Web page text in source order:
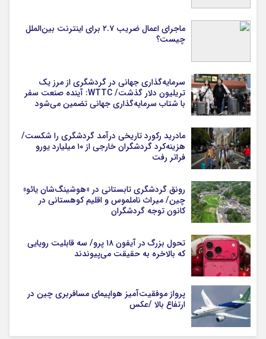
ماجرای اعمال ضریب ۲.۷ برای اینترنت بین‌الملل
چیست؟
سرمایه‌گذاری جهانی در گردشگری از مرز یک
تریلیون دلار گذشت/ WTTC: آینده صنعت سفر
با شتاب سرمایه‌گذاری جهانی تضمین می‌شود
مادرید رکورد تاریخی درآمد گردشگری را شکست/
هزینه‌کرد گردشگران خارجی از ۱۰ میلیارد یورو
فراتر رفت
رونق گردشگری تابستانی در «هوشینگ‌شان یائو»
چین/ میراث ناملموس و اقلیم کوهستانی در
کانون توجه گردشگران
تحول بزرگ در آیفون ۱۸ پرو/ سه قابلیت رویایی
که بالاخره به حقیقت می‌پیوندند
پرواز موفقیت‌آمیز هواپیمای مسافربری چین در
ارتفاع بالا /عکس